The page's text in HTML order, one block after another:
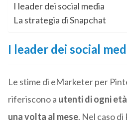
I leader dei social media
La strategia di Snapchat
I leader dei social
Le stime di eMarketer per
riferiscono a utenti di ogni
una volta al mese. Nel caso